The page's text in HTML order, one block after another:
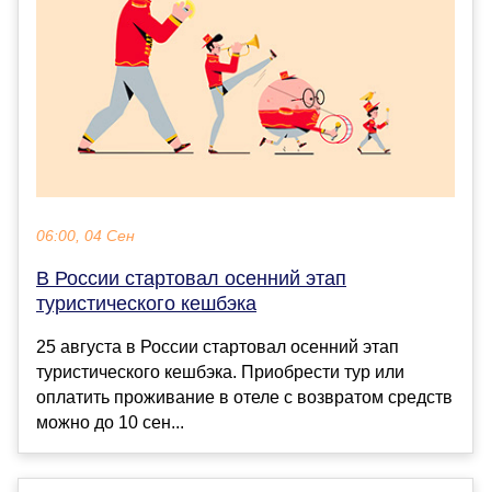
06:00, 04 Сен
В России стартовал осенний этап
туристического кешбэка
25 августа в России стартовал осенний этап
туристического кешбэка. Приобрести тур или
оплатить проживание в отеле с возвратом средств
можно до 10 сен...